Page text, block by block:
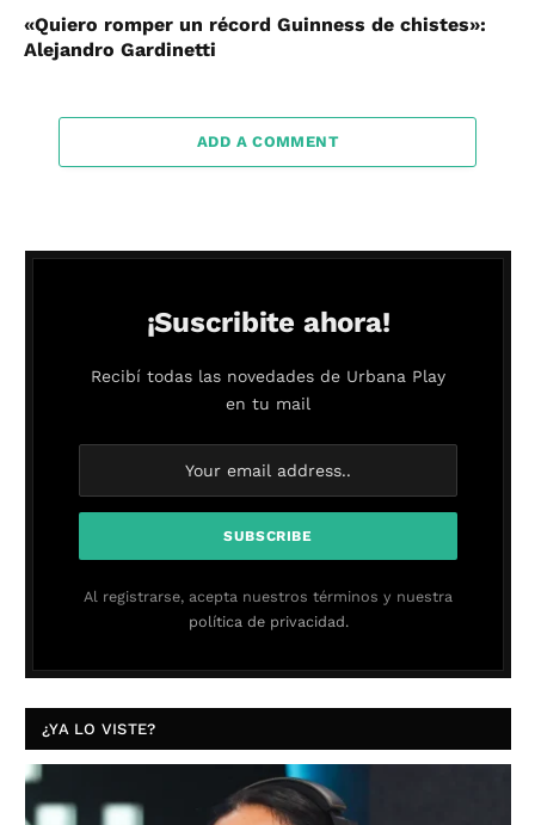
«Quiero romper un récord Guinness de chistes»:
Alejandro Gardinetti
ADD A COMMENT
¡Suscribite ahora!
Recibí todas las novedades de Urbana Play
en tu mail
Al registrarse, acepta nuestros términos y nuestra
política de privacidad.
¿YA LO VISTE?